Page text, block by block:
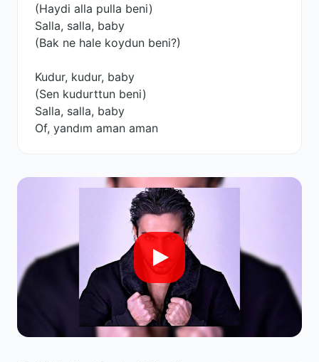
(Haydi alla pulla beni)
Salla, salla, baby
(Bak ne hale koydun beni?)
Kudur, kudur, baby
(Sen kudurttun beni)
Salla, salla, baby
Of, yandım aman aman